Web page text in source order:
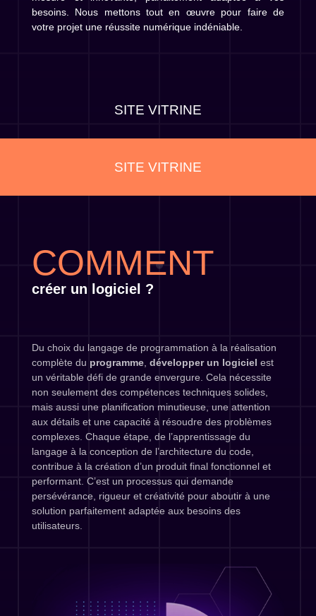
besoins. Nous mettons tout en œuvre pour faire de
votre projet une réussite numérique indéniable.
CRM ERP
CRM ERP
COMMENT
créer un logiciel ?
Du choix du langage de programmation à la réalisation
complète du programme, développer un logiciel est
un véritable défi de grande envergure. Cela nécessite
non seulement des compétences techniques solides,
mais aussi une planification minutieuse, une attention
aux détails et une capacité à résoudre des problèmes
complexes. Chaque étape, de l’apprentissage du
langage à la conception de l’architecture du code,
contribue à la création d’un produit final fonctionnel et
performant. C’est un processus qui demande
persévérance, rigueur et créativité pour aboutir à une
solution parfaitement adaptée aux besoins des
utilisateurs.